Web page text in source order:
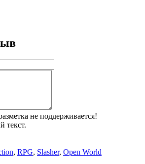
не поддерживается!
текст.
, RPG, Slasher, Open World